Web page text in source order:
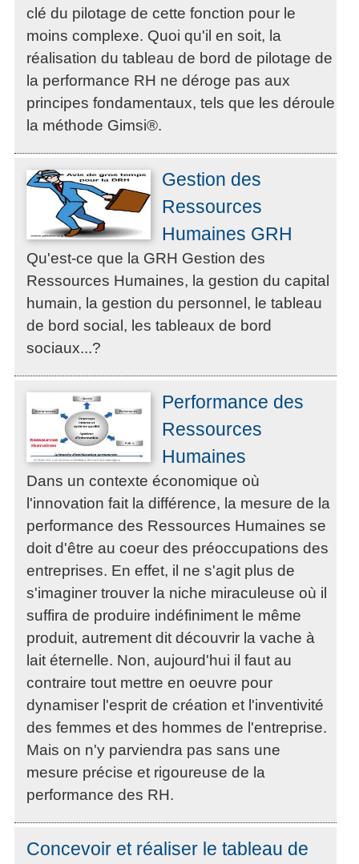
clé du pilotage de cette fonction pour le
moins complexe. Quoi qu'il en soit, la
réalisation du tableau de bord de pilotage de
la performance RH ne déroge pas aux
principes fondamentaux, tels que les déroule
la méthode Gimsi®.
Gestion des
Ressources
Humaines GRH
Qu'est-ce que la GRH Gestion des
Ressources Humaines, la gestion du capital
humain, la gestion du personnel, le tableau
de bord social, les tableaux de bord
sociaux...?
Performance des
Ressources
Humaines
Dans un contexte économique où
l'innovation fait la différence, la mesure de la
performance des Ressources Humaines se
doit d'être au coeur des préoccupations des
entreprises. En effet, il ne s'agit plus de
s'imaginer trouver la niche miraculeuse où il
suffira de produire indéfiniment le même
produit, autrement dit découvrir la vache à
lait éternelle. Non, aujourd'hui il faut au
contraire tout mettre en oeuvre pour
dynamiser l'esprit de création et l'inventivité
des femmes et des hommes de l'entreprise.
Mais on n'y parviendra pas sans une
mesure précise et rigoureuse de la
performance des RH.
Concevoir et réaliser le tableau de